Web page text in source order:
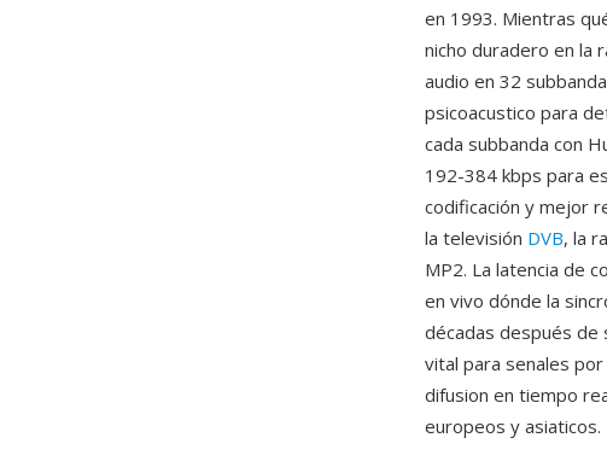
en 1993. Mientras
nicho duradero en la
audio en 32
psicoacustico para
cada subbanda con
192-384 kbps para
codificación y mejor
la televisión DVB, la
MP2. La latencia de
en vivo dónde la
décadas después de
vital para senales
difusion en tiempo
europeos y asiaticos.